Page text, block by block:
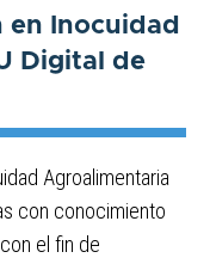
en Inocuidad
Digital de
Agroalimentaria
con conocimiento
el fin de